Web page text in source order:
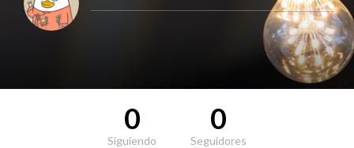
0
Siguiendo
0
Seguidores